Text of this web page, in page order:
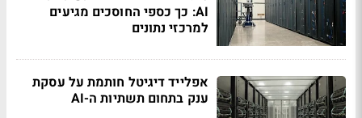
AI: כך כספי החוסכים מגיעים
למרכזי נתונים
אפלייד דיגיטל חותמת על עסקת
ענק בתחום תשתיות ה-AI